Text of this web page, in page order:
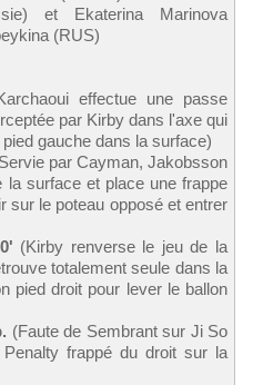
et Ekaterina Marinova
(RUS)
effectue une passe
par Kirby dans l'axe qui
gauche dans la surface)
par Cayman, Jakobsson
surface et place une frappe
sur le poteau opposé et entrer
(Kirby renverse le jeu de la
totalement seule dans la
pied droit pour lever le ballon
(Faute de Sembrant sur Ji So
frappé du droit sur la